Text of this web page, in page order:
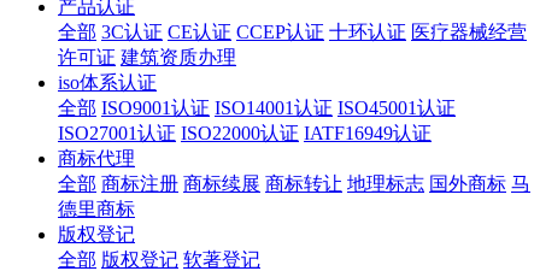
产品认证
全部 3C认证 CE认证 CCEP认证 十环认证 医疗器械经营
许可证 建筑资质办理
iso体系认证
全部 ISO9001认证 ISO14001认证 ISO45001认证
ISO27001认证 ISO22000认证 IATF16949认证
商标代理
全部 商标注册 商标续展 商标转让 地理标志 国外商标 马
德里商标
版权登记
全部 版权登记 软著登记